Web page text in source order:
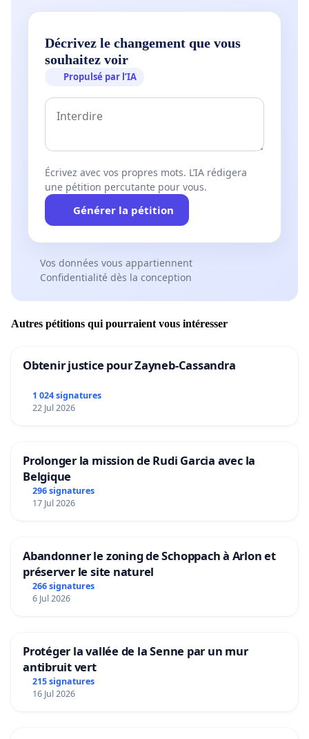
Décrivez le changement que vous
souhaitez voir
Propulsé par l’IA
Écrivez avec vos propres mots. L’IA rédigera
une pétition percutante pour vous.
Générer la pétition
Vos données vous appartiennent
Confidentialité dès la conception
Autres pétitions qui pourraient vous intéresser
Obtenir justice pour Zayneb-Cassandra
1 024 signatures
22 Jul 2026
Prolonger la mission de Rudi Garcia avec la
Belgique
296 signatures
17 Jul 2026
Abandonner le zoning de Schoppach à Arlon et
préserver le site naturel
266 signatures
6 Jul 2026
Protéger la vallée de la Senne par un mur
antibruit vert
215 signatures
16 Jul 2026